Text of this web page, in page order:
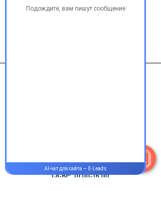
Пн-Пт:9.00-18.00
Сб-Вс:10.00-16.00